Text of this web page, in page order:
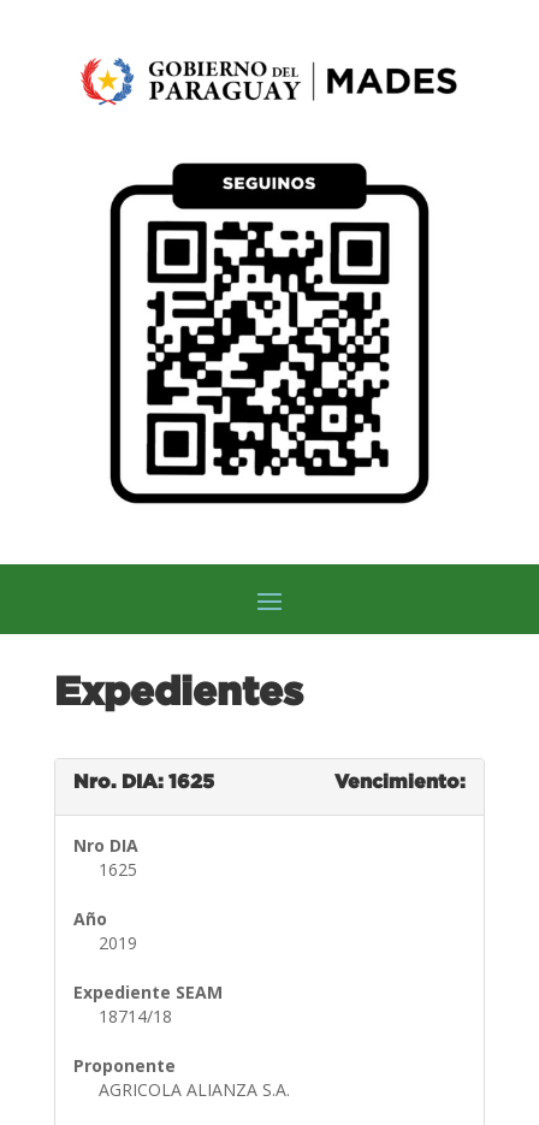
Expedientes
Nro. DIA: 1625 Vencimiento:
Nro DIA
1625
Año
2019
Expediente SEAM
18714/18
Proponente
AGRICOLA ALIANZA S.A.